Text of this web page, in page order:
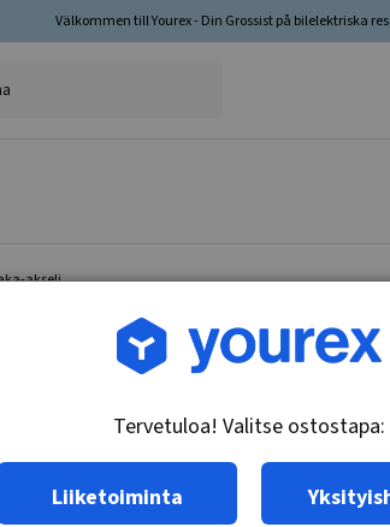
Välkommen till Yourex - Din Grossist på bilelektriska
akseli
Tuotenro.: 35-200-1064
Tervetuloa! Valitse ostostapa:
Liiketoiminta